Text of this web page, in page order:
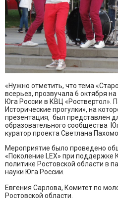
«Нужно отметить, что тема
всерьез, прозвучала 6 октября
Юга России в КВЦ «Роствертол».
Исторические прогулки», на
презентация, был представлен
образовательного сообщества
куратор проекта Светлана
Мероприятие было проведено
«Поколение LEX» при
политике Ростовской области в
науки Юга России.
Евгения Сарлова, Комитет по
Ростовской области.